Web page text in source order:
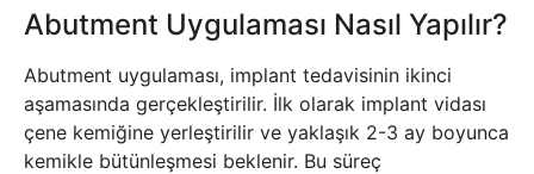
Abutment Uygulaması Nasıl Yapılır?
Abutment uygulaması, implant tedavisinin ikinci
aşamasında gerçekleştirilir. İlk olarak implant vidası
çene kemiğine yerleştirilir ve yaklaşık 2-3 ay boyunca
kemikle bütünleşmesi beklenir. Bu süreç